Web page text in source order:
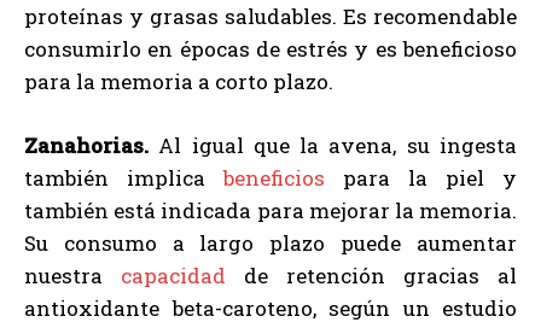
proteínas y grasas saludables. Es recomendable
consumirlo en épocas de estrés y es beneficioso
para la memoria a corto plazo.
Zanahorias. Al igual que la avena, su ingesta
también implicabeneficios para la piel y
también está indicada para mejorar la memoria.
Su consumo a largo plazo puede aumentar
nuestra capacidad de retención gracias al
antioxidante beta-caroteno, según un estudio